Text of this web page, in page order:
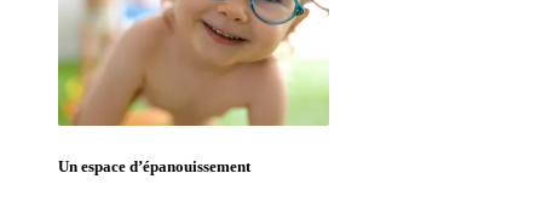
Un espace d’épanouissement